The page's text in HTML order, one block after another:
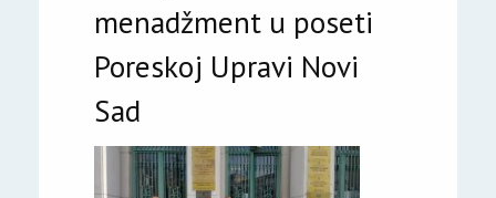
menadžment u poseti
Poreskoj Upravi Novi
Sad